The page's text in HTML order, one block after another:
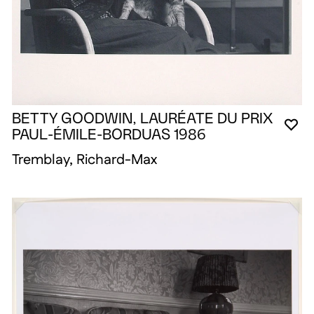
BETTY GOODWIN, LAURÉATE DU PRIX
PAUL-ÉMILE-BORDUAS 1986
Tremblay, Richard-Max